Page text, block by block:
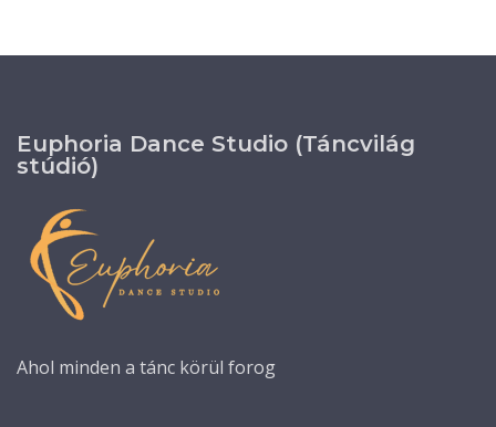
Euphoria Dance Studio (Táncvilág
stúdió)
Ahol minden a tánc körül forog